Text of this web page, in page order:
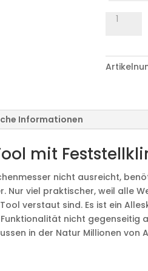
Swiss
Menge
Informationen
mit
nicht ausreicht,
Nur viel praktischer, weil alle
verstaut sind. Es ist ein
nicht gegenseitig
in der Natur Millionen von